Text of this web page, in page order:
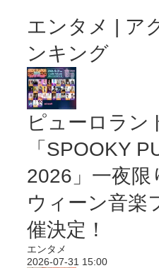
エンタメ | ア
ンキング
ピューロラン
「SPOOKY
2026」一夜限
ウィーン音楽
催決定！
エンタメ
2026-07-31 15:00